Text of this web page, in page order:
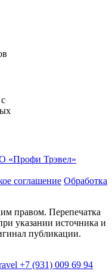
«Профи Трэвeл»
соглашение Обработка
правом. Перепечатка
указании источника и
публикации.
+7 (931) 009 69 94